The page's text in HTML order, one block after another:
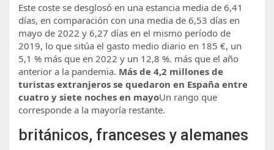
Este coste se desglosó en una estancia media de 6,41
días, en comparación con una media de 6,53 días en
mayo de 2022 y 6,27 días en el mismo período de
2019, lo que sitúa el gasto medio diario en 185 €, un
5,1 % más que en 2022 y un 12,8 %. más que el año
anterior a la pandemia. Más de 4,2 millones de
turistas extranjeros se quedaron en España entre
cuatro y siete noches en mayoUn rango que
corresponde a la mayoría restante.
británicos, franceses y alemanes